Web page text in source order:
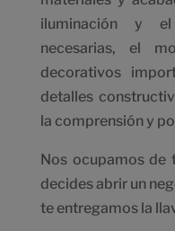
iluminación y
necesarias, el
decorativos
detalles
la comprensión y
Nos ocupamos de
decides abrir un
te entregamos la